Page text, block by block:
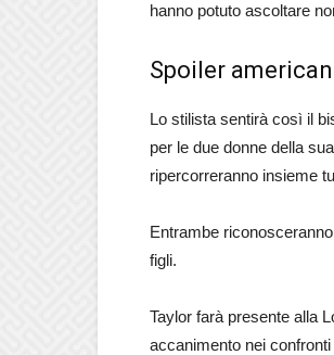
hanno potuto ascoltare
Spoiler
Lo stilista sentirà così il
per le due donne della
ripercorreranno insieme
Entrambe
figli.
Taylor farà presente alla
accanimento nei